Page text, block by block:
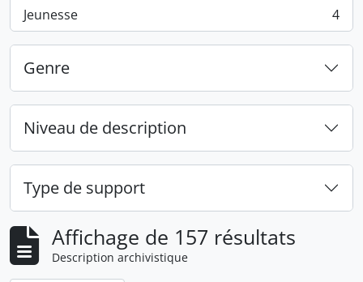
Jeunesse
, 4 résultats 4
Genre
Niveau de description
Type de support
Affichage de 157 résultats
Description archivistique